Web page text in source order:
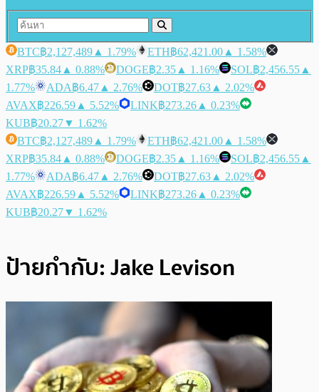
BTC฿2,127,489 ▲ 1.79% ETH฿62,421.00 ▲ 1.58%
XRP฿35.84 ▲ 0.88% DOGE฿2.35 ▲ 1.16% SOL฿2,456.55 ▲
1.77%
ADA฿6.47 ▲ 2.76% DOT฿27.63 ▲ 2.02%
AVAX฿226.59 ▲ 5.52% LINK฿273.26 ▲ 0.23%
KUB฿20.27▼ 1.62%
BTC฿2,127,489 ▲ 1.79% ETH฿62,421.00 ▲ 1.58%
XRP฿35.84 ▲ 0.88% DOGE฿2.35 ▲ 1.16% SOL฿2,456.55 ▲
1.77%
ADA฿6.47 ▲ 2.76% DOT฿27.63 ▲ 2.02%
AVAX฿226.59 ▲ 5.52% LINK฿273.26 ▲ 0.23%
KUB฿20.27▼ 1.62%
ป้ายกำกับ:Jake Levison